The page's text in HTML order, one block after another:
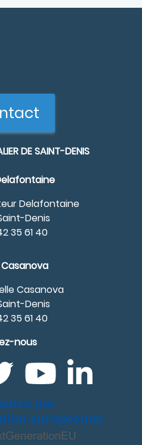
DE SAINT-DENIS
Delafontaine
Denis
35 61 40
Casanova
Denis
35 61 40
nous